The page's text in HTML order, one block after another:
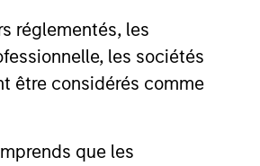
réglementés, les
les sociétés
être considérés comme
que les
contacter